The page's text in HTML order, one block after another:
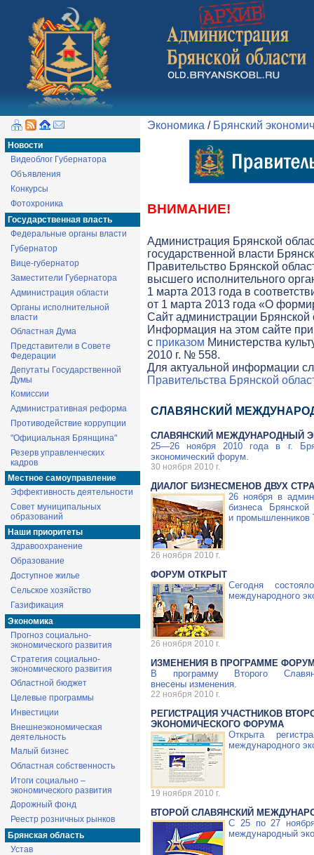
Новости
Видеоблог Губернатора
Объявления
Конкурсы
Фотохроника
Государственная власть
Федеральные органы власти
Губернатор
Вице-губернатор
Заместители Губернатора
Администрация области
Органы исполнительной
власти
Областная Дума
Представители в Совете
Федерации
Депутаты Государственной
Думы
Комиссии
Административная реформа
Противодействие коррупции
"Официальная Брянщина"
Резерв управленческих
кадров
Местное самоуправление
Эффективность деятельности
Совет муниципальных
образований
Наши приоритеты
Здравоохранение
Образование
Доступное жилье
Сельское хозяйство
Газификация
Экономика
Прогноз социально-
экономического развития
Стратегия социально-
экономического развития
Областной бюджет
Целевые программы
Инвестиции
Внешнеэкономическая
деятельность
Малый бизнес
Областная собственность
Итоги социально –
экономического развития
Дорожный фонд
Реестр розничных рынков
Брянская область
Устав
Экономика / Брянский
ВНИМАНИЕ!
Администрация Брянской
государственной власти
Правительство Брянской
высшего исполнительного
1 марта 2013 года в
от 1 марта 2013 года «О
Cайт администрации Брянской
Информация на этом сайте
с приказом Министерства
2010 г. № 558.
Для актуальной информации
Правительства Брянской
СЛАВЯНСКИЙ
СЛАВЯНСКИЙ МЕЖДУНАРОДНЫЙ
25—26 ноября 2010 года в г.
экономический форум.
30 ноября 2010 г.
ДИАЛОГ БИЗНЕСМЕНОВ ДВУХ
26 ноября в
бизнеса
и
26 ноября 2010 г.
ФОРУМ ОТКРЫТ
Сегодня
международного
26 ноября 2010 г.
ИЗМЕНЕНИЯ В ПРОГРАММЕ
В программу Второго
внесены изменения.
22 ноября 2010 г.
РЕГИСТРАЦИЯ УЧАСТНИКОВ
ЭКОНОМИЧЕСКОГО ФОРУМА
Открыта
международного
19 ноября 2010 г.
ВТОРОЙ СЛАВЯНСКИЙ
С 25 по 27
международный